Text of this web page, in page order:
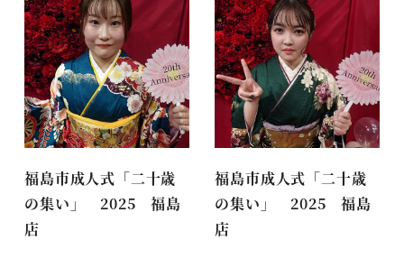
福島市成人式「二十歳
の集い」 2025 福島
店
福島市成人式「二十歳
の集い」 2025 福島
店